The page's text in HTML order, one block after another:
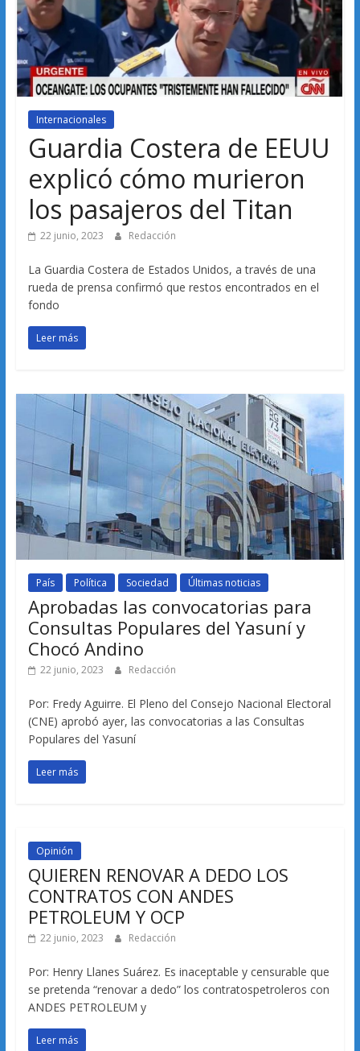
Internacionales
Guardia Costera de EEUU
explicó cómo murieron
los pasajeros del Titan
22 junio, 2023 Redacción
La Guardia Costera de Estados Unidos, a través de una
rueda de prensa confirmó que restos encontrados en el
fondo
Leer más
País Política Sociedad Últimas noticias
Aprobadas las convocatorias para
Consultas Populares del Yasuní y
Chocó Andino
22 junio, 2023 Redacción
Por: Fredy Aguirre. El Pleno del Consejo Nacional Electoral
(CNE) aprobó ayer, las convocatorias a las Consultas
Populares del Yasuní
Leer más
Opinión
QUIEREN RENOVAR A DEDO LOS
CONTRATOS CON ANDES
PETROLEUM Y OCP
22 junio, 2023 Redacción
Por: Henry Llanes Suárez. Es inaceptable y censurable que
se pretenda “renovar a dedo” los contratospetroleros con
ANDES PETROLEUM y
Leer más